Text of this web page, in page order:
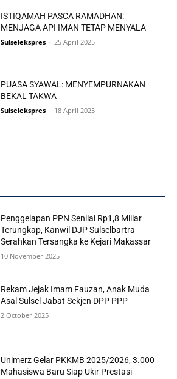
ISTIQAMAH PASCA RAMADHAN:
MENJAGA API IMAN TETAP MENYALA
Sulselekspres - 25 April 2025
PUASA SYAWAL: MENYEMPURNAKAN
BEKAL TAKWA
Sulselekspres - 18 April 2025
Penggelapan PPN Senilai Rp1,8 Miliar
Terungkap, Kanwil DJP Sulselbartra
Serahkan Tersangka ke Kejari Makassar
10 November 2025
Rekam Jejak Imam Fauzan, Anak Muda
Asal Sulsel Jabat Sekjen DPP PPP
2 October 2025
Unimerz Gelar PKKMB 2025/2026, 3.000
Mahasiswa Baru Siap Ukir Prestasi